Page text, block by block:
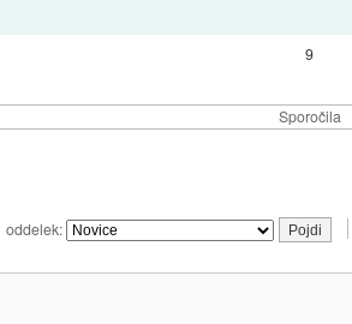
Sporočila
9
oddelek: